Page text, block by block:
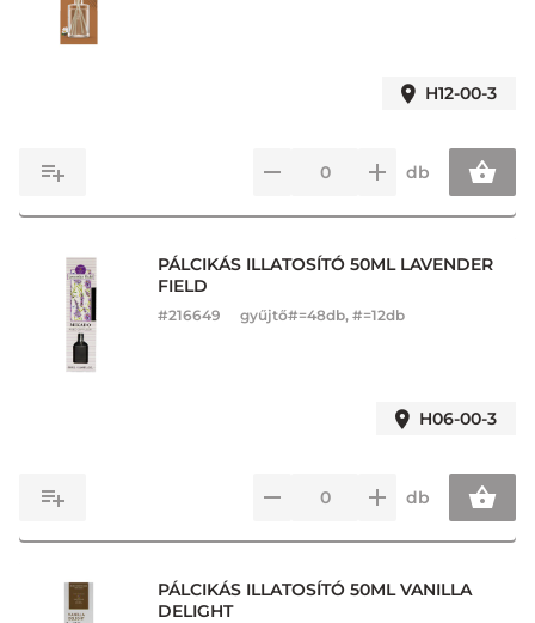
H12-00-3
db
PÁLCIKÁS ILLATOSÍTÓ 50ML LAVENDER
FIELD
#216649 gyűjtő#=48db, #=12db
H06-00-3
db
PÁLCIKÁS ILLATOSÍTÓ 50ML VANILLA
DELIGHT